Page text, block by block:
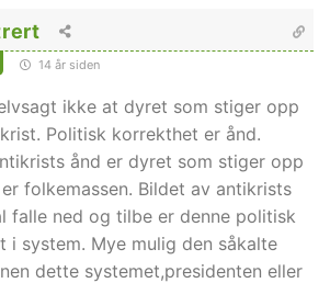
14 år siden
ikke at dyret som stiger opp
Politisk korrekthet er ånd.
ånd er dyret som stiger opp
folkemassen. Bildet av antikrists
falle ned og tilbe er denne politisk
i system. Mye mulig den såkalte
dette systemet,presidenten eller